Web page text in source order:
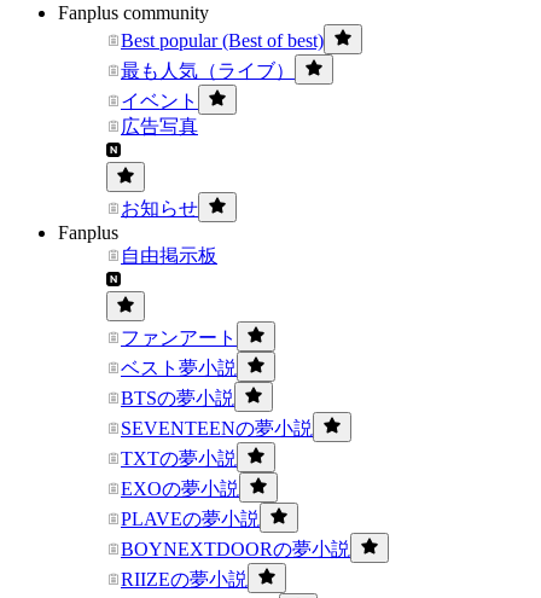
Fanplus community
Best popular (Best of best)
最も人気（ライブ）
イベント
広告写真
お知らせ
Fanplus
自由掲示板
ファンアート
ベスト夢小説
BTSの夢小説
SEVENTEENの夢小説
TXTの夢小説
EXOの夢小説
PLAVEの夢小説
BOYNEXTDOORの夢小説
RIIZEの夢小説